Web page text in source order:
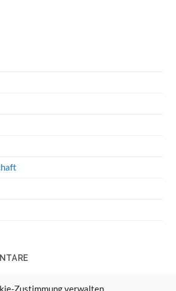
Zustimmung verwalten